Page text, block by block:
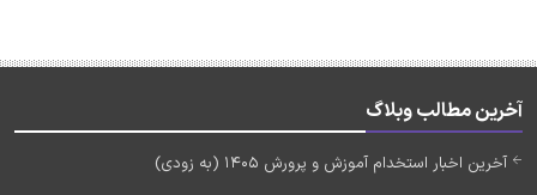
آخرین مطالب وبلاگ
آخرین اخبار استخدام آموزش و پرورش 1405 (به زودی)